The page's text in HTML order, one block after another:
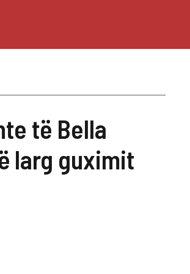
të Bella
larg guximit